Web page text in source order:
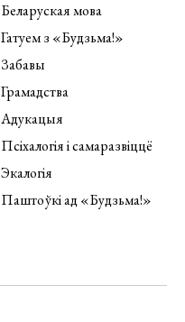
Беларуская мова
Гатуем з «Будзьма!»
Забавы
Грамадства
Адукацыя
Псіхалогія і самаразвіццё
Экалогія
Паштоўкі ад «Будзьма!»